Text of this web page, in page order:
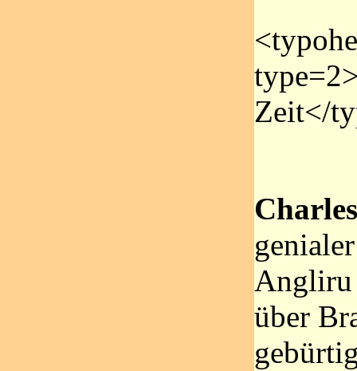
Zeit</
Angliru
über